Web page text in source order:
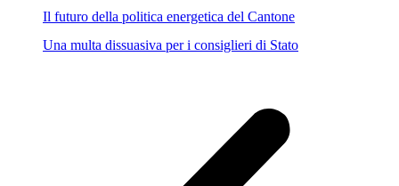
Il futuro della politica energetica del Cantone
Una multa dissuasiva per i consiglieri di Stato